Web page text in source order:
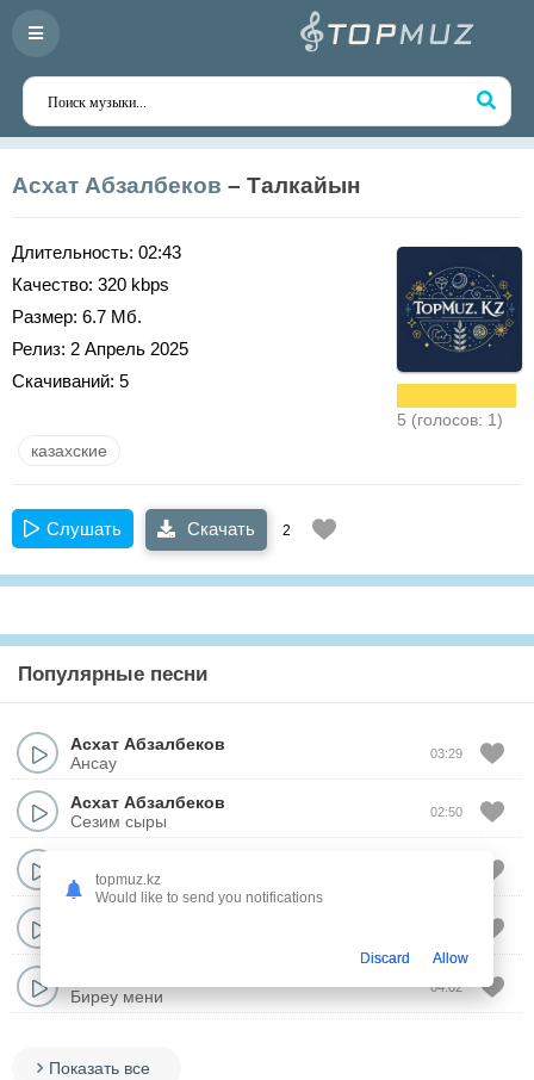
Асхат Абзалбеков – Талкайын
Длительность: 02:43
Качество: 320 kbps
Размер: 6.7 Мб.
Релиз: 2 Апрель 2025
Скачиваний: 5
5 (голосов: 1)
казахские
Слушать Скачать 2
Популярные песни
Асхат Абзалбеков
Ансау
03:29
Асхат Абзалбеков
Сезим сыры
02:50
Омир - сагым
Биреу мени
04:02
Показать все
topmuz.kz
Would like to send you notifications
Discard Allow